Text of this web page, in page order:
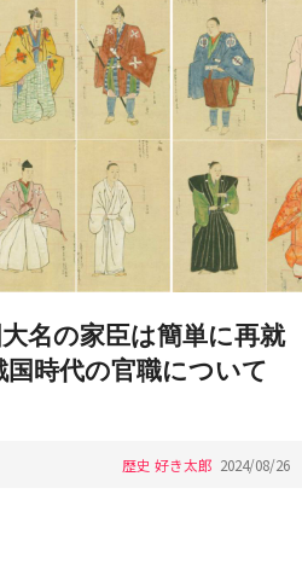
大名の家臣は簡単に再就
時代の官職について
歴史 好き太郎 2024/08/26